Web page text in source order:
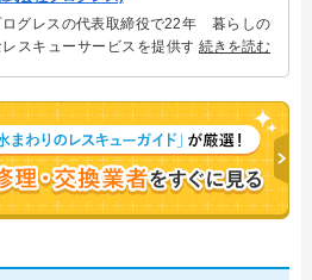
ログレスの代表取締役で22年 暮らしの
スキューサービスを提供する株式会社
客様に信頼される「給湯器」のスペシ
続きを読む